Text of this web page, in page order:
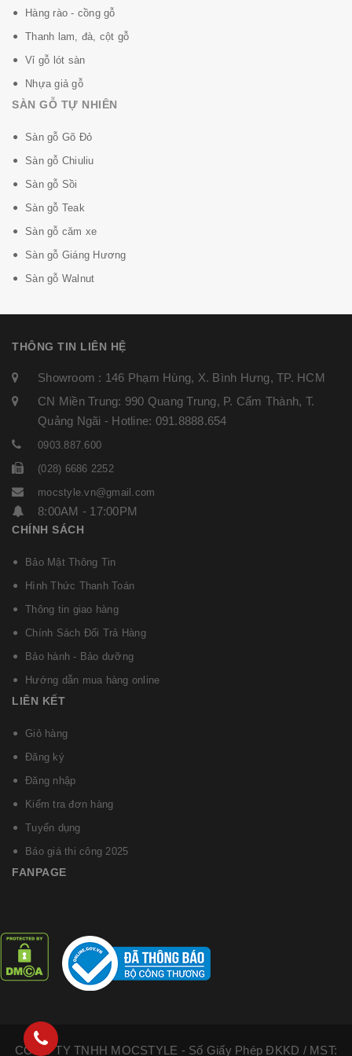
Hàng rào - cồng gỗ
Thanh lam, đà, cột gỗ
Vỉ gỗ lót sàn
Nhựa giả gỗ
SÀN GỖ TỰ NHIÊN
Sàn gỗ Gõ Đỏ
Sàn gỗ Chiuliu
Sàn gỗ Sồi
Sàn gỗ Teak
Sàn gỗ căm xe
Sàn gỗ Giáng Hương
Sàn gỗ Walnut
THÔNG TIN LIÊN HỆ
Showroom : 146 Phạm Hùng, X. Bình Hưng, TP. HCM
CN Miền Trung: 990 Quang Trung, P. Cẩm Thành, T.
Quảng Ngãi - Hotline: 091.8888.654
0903.887.600
(028) 6686 2252
mocstyle.vn@gmail.com
8:00AM - 17:00PM
CHÍNH SÁCH
Bảo Mật Thông Tin
Hình Thức Thanh Toán
Thông tin giao hàng
Chính Sách Đổi Trả Hàng
Bảo hành - Bảo dưỡng
Hướng dẫn mua hàng online
LIÊN KẾT
Giỏ hàng
Đăng ký
Đăng nhập
Kiểm tra đơn hàng
Tuyển dụng
Báo giá thi công 2025
FANPAGE
CÔNG TY TNHH MOCSTYLE - Số Giấy Phép ĐKKD / MST: